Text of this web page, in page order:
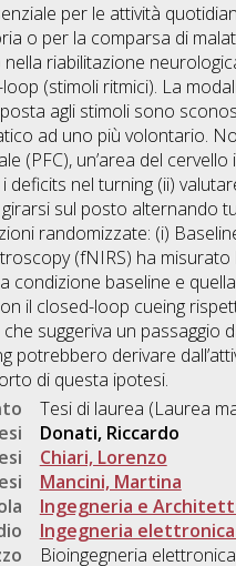
per le attività
o per la comparsa di
riabilitazione
(stimoli ritmici). La
agli stimoli sono
ad uno più volontario.
(PFC), un’area del
deficits nel turning (ii)
sul posto alternando
randomizzate: (i)
(fNIRS) ha
condizione baseline e
il closed-loop cueing
suggeriva un
potrebbero derivare
di questa ipotesi.
Tesi di laurea (Laurea
Donati, Riccardo
Chiari, Lorenzo
Mancini, Martina
Ingegneria e
Ingegneria elettronica
Bioingegneria elettronica